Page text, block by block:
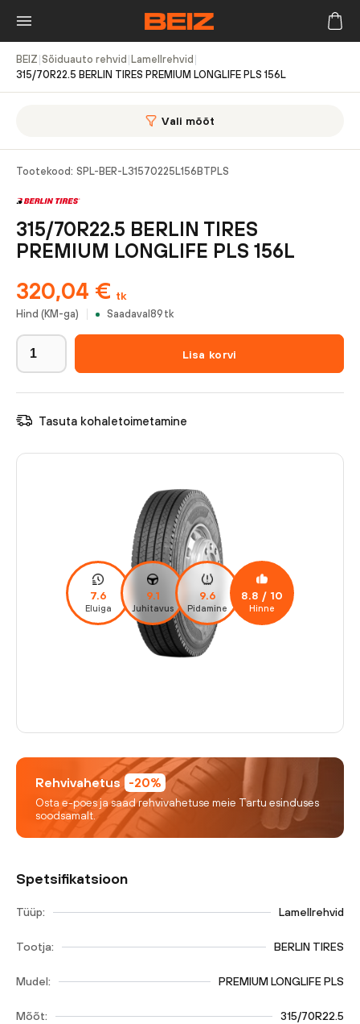
BEIZ Sõiduauto rehvid Lamellrehvid
315/70R22.5 BERLIN TIRES PREMIUM LONGLIFE PLS 156L
Vali mõõt
7.6
Eluiga
9.1
Juhitavus
9.6
Pidamine
8.8 / 10
Hinne
Rehvivahetus -20%
Osta e-poes ja saad rehvivahetuse meie Tartu esinduses
soodsamalt.
Spetsifikatsioon
Tüüp: Lamellrehvid
Tootja: BERLIN TIRES
Mudel: PREMIUM LONGLIFE PLS
Mõõt: 315/70R22.5
Tootekood: SPL-BER-L31570225L156BTPLS
315/70R22.5 BERLIN TIRES
PREMIUM LONGLIFE PLS 156L
320,04 € tk
Hind (KM-ga) Saadaval 89 tk
Lisa korvi
Tasuta kohaletoimetamine